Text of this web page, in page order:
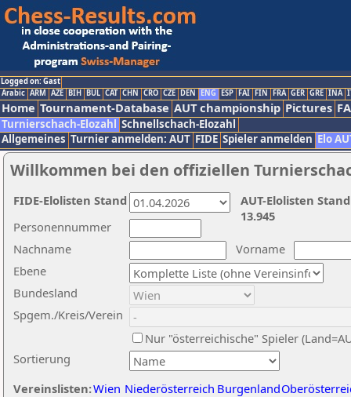
Logged on: Gast
Arabic ARM AZE BIH BUL CAT CHN CRO CZE DEN ENG ESP FAI FIN FRA GER GRE INA
Home Tournament-Database AUT championship Pictures
Turnierschach-Elozahl Schnellschach-Elozahl
Allgemeines Turnier anmelden: AUT FIDE Spieler anmelden Elo
Willkommen bei den offiziellen
Nachname
Vorname
Ebene
Sortierung
Personennummer
Bundesland
Spgem./Kreis/Verein
Nur "österreichische" Spieler
Vereinslisten:Wien Niederösterreich Burgenland
AUT-Elolisten
13.945
FIDE-Elolisten Stand